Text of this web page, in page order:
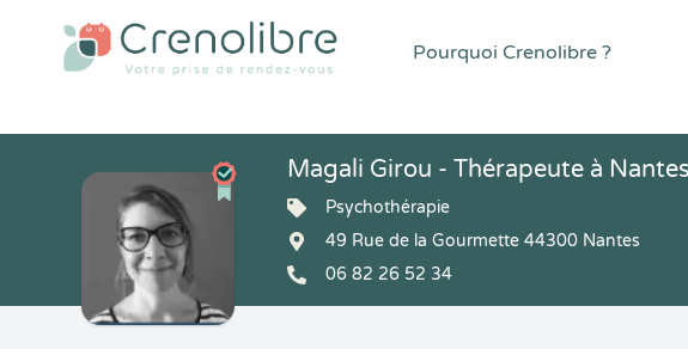
Pourquoi Crenolibre ?
Magali Girou - Thérapeute à Nantes
Psychothérapie
49 Rue de la Gourmette 44300 Nantes
06 82 26 52 34